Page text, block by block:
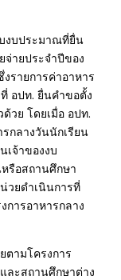
งบประมาณที่ยื่น
ายประจำปีของ
รายการค่าอาหาร
อปท. ยื่นคำขอตั้ง
วย โดยเมื่อ อปท.
กลางวันนักเรียน
จ้าของงบ
รือสถานศึกษา
วยดำเนินการที่
การอาหารกลาง
ตามโครงการ
ละสถานศึกษาต่าง